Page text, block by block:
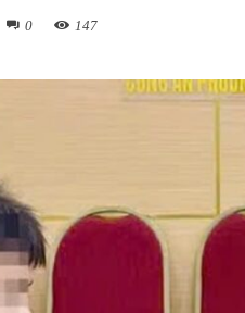
0 147